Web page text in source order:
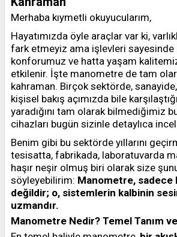
Merhaba kıymetli okuyucularım,
Hayatımızda öyle araçlar var ki,
fark etmeyiz ama işlevleri sayesinde
konforumuz ve hatta yaşam
etkilenir. İşte manometre de tam
kahraman. Birçok sektörde,
kişisel bakış açımızda bile
yaradığını tam olarak bilmediğimiz
cihazları bugün sizinle detaylıca
Benim gibi bu sektörde yıllarını
tesisatta, fabrikada, laboratuvarda
haşır neşir olmuş biri olarak size
söyleyebilirim: Manometre, sadece
değildir; o, sistemlerin kalbinin
uzmandır.
Manometre Nedir? Temel Tanım